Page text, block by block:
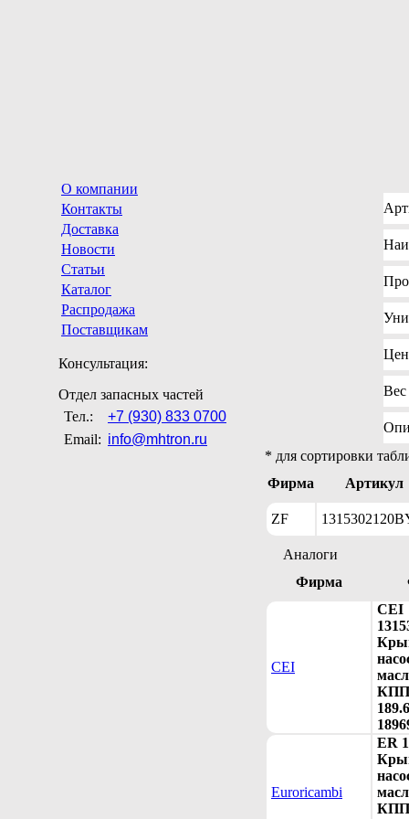
О компании
Контакты
Доставка
Новости
Статьи
Каталог
Распродажа
Поставщикам
Консультация:
Отдел запасных частей
Тел.:
+7 (930) 833 0700
Email: info@mhtron.ru
Вес
* для сортировки
Фирма
Артикул
ZF
Аналоги
Фирма
CEI
CEI
КПП
Euroricambi
ER
КПП